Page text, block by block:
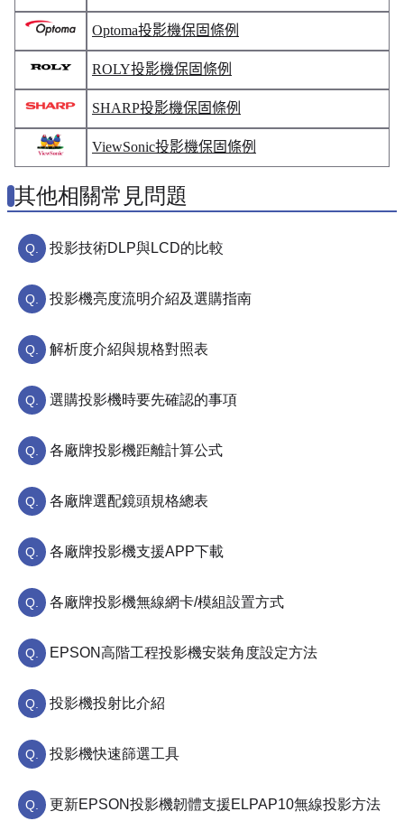
Optoma投影機保固條例
ROLY投影機保固條例
SHARP投影機保固條例
ViewSonic投影機保固條例
其他相關常見問題
投影技術DLP與LCD的比較
投影機亮度流明介紹及選購指南
解析度介紹與規格對照表
選購投影機時要先確認的事項
各廠牌投影機距離計算公式
各廠牌選配鏡頭規格總表
各廠牌投影機支援APP下載
各廠牌投影機無線網卡/模組設置方式
EPSON高階工程投影機安裝角度設定方法
投影機投射比介紹
投影機快速篩選工具
更新EPSON投影機韌體支援ELPAP10無線投影方法